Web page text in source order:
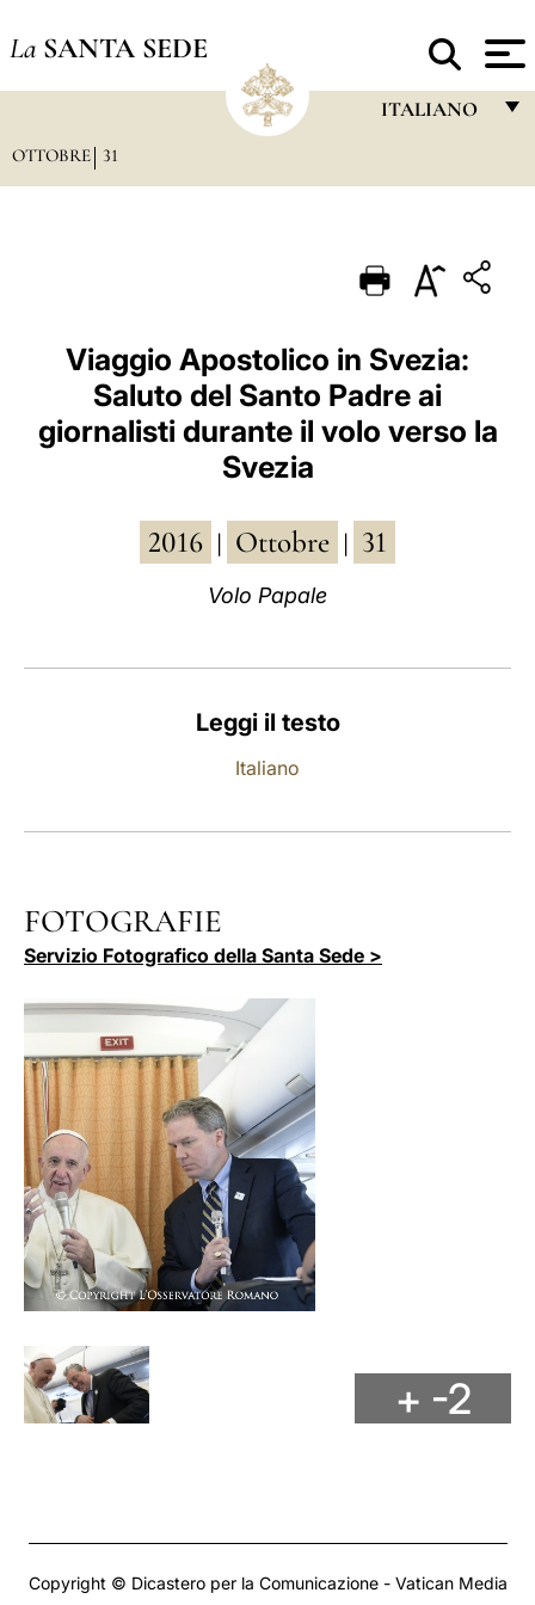
La SANTA SEDE
ITALIANO
PORTUGUÊS
ESPAÑOL
DEUTSCH
POLSKI
中文
OTTOBRE 31
Viaggio Apostolico in Svezia:
Saluto del Santo Padre ai
giornalisti durante il volo verso la
Svezia
2016 Ottobre 31
Volo Papale
Leggi il testo
Italiano
FOTOGRAFIE
Servizio Fotografico della Santa Sede >
+ -2
Copyright © Dicastero per la Comunicazione - Vatican Media